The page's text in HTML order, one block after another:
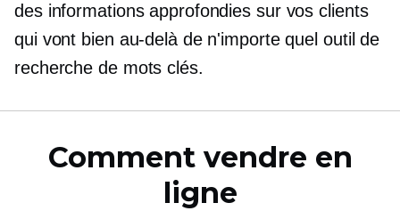
des informations approfondies sur vos clients
qui vont bien au-delà de n'importe quel outil de
recherche de mots clés.
Comment vendre en
ligne